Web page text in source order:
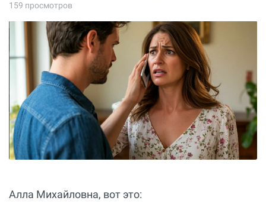
159 просмотров
Алла Михайловна, вот это: